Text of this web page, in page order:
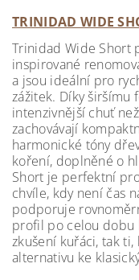
TRINIDAD WIDE
Trinidad Wide Short
inspirované
a jsou ideální pro
zážitek. Díky širšímu
intenzivnější chuť
zachovávají
harmonické tóny
koření, doplněné o
Short je perfektní
chvíle, kdy není čas
podporuje
profil po celou dobu
zkušení kuřáci, tak
alternativu ke